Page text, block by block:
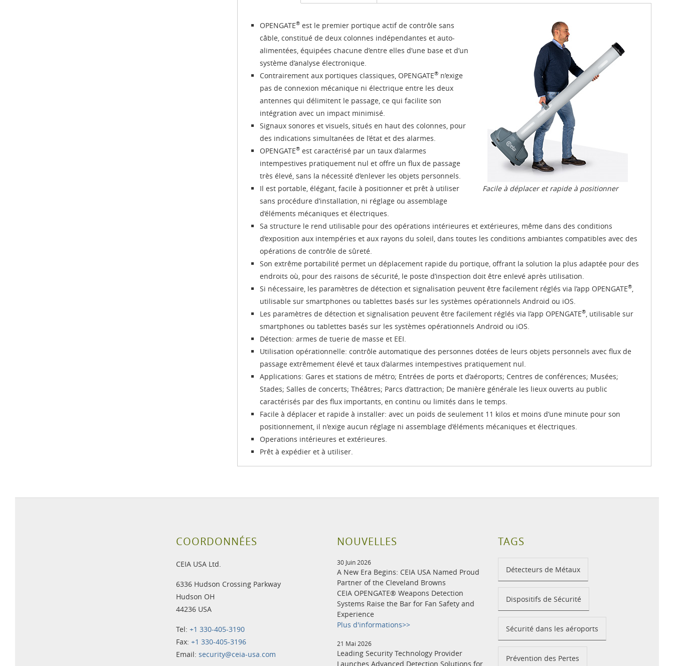
Facile à déplacer et rapide à positionner
OPENGATE®est le premier portique actif de contrôle sans
câble, constitué de deux colonnes indépendantes et auto-
alimentées, équipées chacune d’entre elles d’une base et d’un
système d’analyse électronique.
Contrairement aux portiques classiques, OPENGATE®n’exige
pas de connexion mécanique ni électrique entre les deux
antennes qui délimitent le passage, ce qui facilite son
intégration avec un impact minimisé.
Signaux sonores et visuels, situés en haut des colonnes, pour
des indications simultanées de l’état et des alarmes.
OPENGATE®est caractérisé par un taux d’alarmes
intempestives pratiquement nul et offre un flux de passage
très élevé, sans la nécessité d’enlever les objets personnels.
Il est portable, élégant, facile à positionner et prêt à utiliser
sans procédure d’installation, ni réglage ou assemblage
d’éléments mécaniques et électriques.
Sa structure le rend utilisable pour des opérations intérieures et extérieures, même dans des conditions
d’exposition aux intempéries et aux rayons du soleil, dans toutes les conditions ambiantes compatibles avec des
opérations de contrôle de sûreté.
Son extrême portabilité permet un déplacement rapide du portique, offrant la solution la plus adaptée pour des
endroits où, pour des raisons de sécurité, le poste d’inspection doit être enlevé après utilisation.
Si nécessaire, les paramètres de détection et signalisation peuvent être facilement réglés via l’app OPENGATE®,
utilisable sur smartphones ou tablettes basés sur les systèmes opérationnels Android ou iOS.
Les paramètres de détection et signalisation peuvent être facilement réglés via l’app OPENGATE®, utilisable sur
smartphones ou tablettes basés sur les systèmes opérationnels Android ou iOS.
Détection: armes de tuerie de masse et EEI.
Utilisation opérationnelle: contrôle automatique des personnes dotées de leurs objets personnels avec flux de
passage extrêmement élevé et taux d’alarmes intempestives pratiquement nul.
Applications: Gares et stations de métro; Entrées de ports et d’aéroports; Centres de conférences; Musées;
Stades; Salles de concerts; Théâtres; Parcs d’attraction; De manière générale les lieux ouverts au public
caractérisés par des flux importants, en continu ou limités dans le temps.
Facile à déplacer et rapide à installer: avec un poids de seulement 11 kilos et moins d’une minute pour son
positionnement, il n’exige aucun réglage ni assemblage d’éléments mécaniques et électriques.
Operations intérieures et extérieures.
Prêt à expédier et à utiliser.
COORDONNÉES
CEIA USA Ltd.
6336 Hudson Crossing Parkway
Hudson OH
44236 USA
Tel: +1 330-405-3190
Fax: +1 330-405-3196
Email: security@ceia-usa.com
NOUVELLES
30 Juin 2026
A New Era Begins: CEIA USA Named Proud
Partner of the Cleveland Browns
CEIA OPENGATE® Weapons Detection
Systems Raise the Bar for Fan Safety and
Experience
Plus d'informations>>
21 Mai 2026
Leading Security Technology Provider
Launches Advanced Detection Solutions for
TAGS
Détecteurs de Métaux
Dispositifs de Sécurité
Sécurité dans les aéroports
Prévention des Pertes